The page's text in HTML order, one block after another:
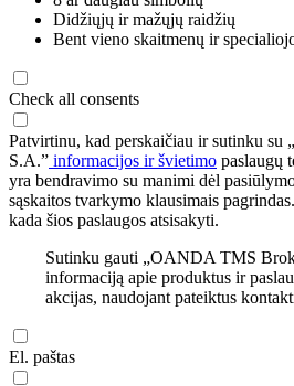
Didžiųjų ir mažųjų raidžių
Bent vieno skaitmenų ir
Check all consents
Patvirtinu, kad perskaičiau ir sutinku
S.A.” informacijos ir švietimo paslaugų
yra bendravimo su manimi dėl
sąskaitos tvarkymo klausimais
kada šios paslaugos atsisakyti.
Sutinku gauti „OANDA TMS
informaciją apie produktus ir
akcijas, naudojant pateiktus
El. paštas